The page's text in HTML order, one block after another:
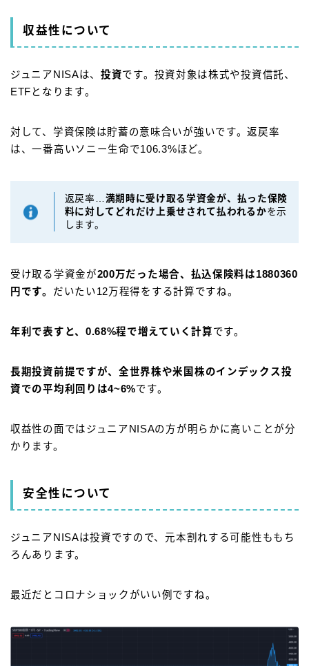
収益性について
ジュニアNISAは、 投資です。投資対象は株式や投資信託、
ETFとなります。
対して、学資保険は貯蓄の意味合いが強いです。返戻率
は、一番高いソニー生命で106.3%ほど。
返戻率…満期時に受け取る学資金が、払った保険
料に対してどれだけ上乗せされて払われるかを示
します。
受け取る学資金が200万だった場合、払込保険料は1880360
円です。 だいたい12万程得をする計算ですね。
年利で表すと、0.68%程で増えていく計算です。
長期投資前提ですが、全世界株や米国株のインデックス投
資での平均利回りは4~6%です。
収益性の面ではジュニアNISAの方が明らかに高いことが分
かります。
安全性について
ジュニアNISAは投資ですので、元本割れする可能性ももち
ろんあります。
最近だとコロナショックがいい例ですね。